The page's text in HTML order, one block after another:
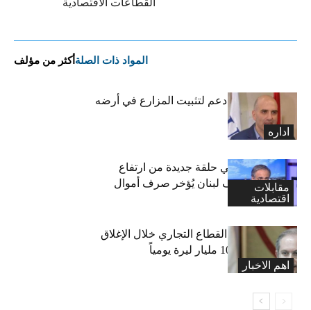
المواد ذات الصلةأكثر من مؤلف
اداره
مشاريع وبرامج دعم لتثبيت المزارع في أرضه
مقابلات
اقتصادية
بحصلي: دخلنا في حلقة جديدة من ارتفاع
الأسعار ومصرف لبنان يُؤخر صرف أموال
الدعم
اهم الاخبار
شماس: خسائر القطاع التجاري خلال الإغلاق
قد لا تقل عن 100 مليار ليرة يومياً